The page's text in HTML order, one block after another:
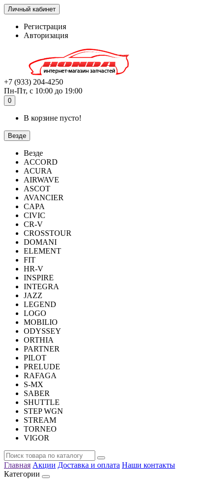
Личный кабинет
Регистрация
Авторизация
+7 (933) 204-4250
Пн-Пт, с 10:00 до 19:00
0
В корзине пусто!
Везде
Везде
ACCORD
ACURA
AIRWAVE
ASCOT
AVANCIER
CAPA
CIVIC
CR-V
CROSSTOUR
DOMANI
ELEMENT
FIT
HR-V
INSPIRE
INTEGRA
JAZZ
LEGEND
LOGO
MOBILIO
ODYSSEY
ORTHIA
PARTNER
PILOT
PRELUDE
RAFAGA
S-MX
SABER
SHUTTLE
STEP WGN
STREAM
TORNEO
VIGOR
Главная Акции Доставка и оплата Наши контакты
Категории